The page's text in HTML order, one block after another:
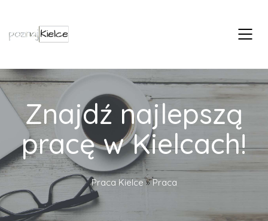
Znajdź najlepszą
pracę w Kielcach!
Praca Kielce»Praca